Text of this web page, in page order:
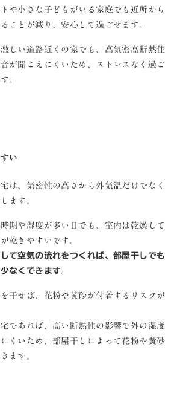
や小さな子どもがいる家庭でも近所から
ことが減り、安心して過ごせます。
しい道路近くの家でも、高気密高断熱住
が聞こえにくいため、ストレスなく過ご
。
い
は、気密性の高さから外気温だけでなく
ます。
期や湿度が多い日でも、室内は乾燥して
乾きやすいです。
て空気の流れをつくれば、部屋干しでも
なくできます。
干せば、花粉や黄砂が付着するリスクが
であれば、高い断熱性の影響で外の湿度
くいため、部屋干しによって花粉や黄砂
ます。